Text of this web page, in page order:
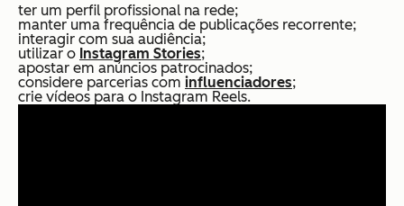
ter um perfil profissional na rede;
manter uma frequência de publicações recorrente;
interagir com sua audiência;
utilizar o Instagram Stories;
apostar em anúncios patrocinados;
considere parcerias com influenciadores;
crie vídeos para o Instagram Reels.